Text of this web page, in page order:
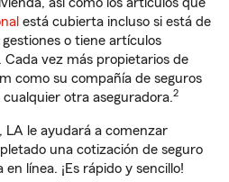
está cubierta incluso si está de
o tiene artículos
vez más propietarios de
como su compañía de seguros
otra aseguradora.2
LA le ayudará a comenzar
una cotización de seguro
línea. ¡Es rápido y sencillo!